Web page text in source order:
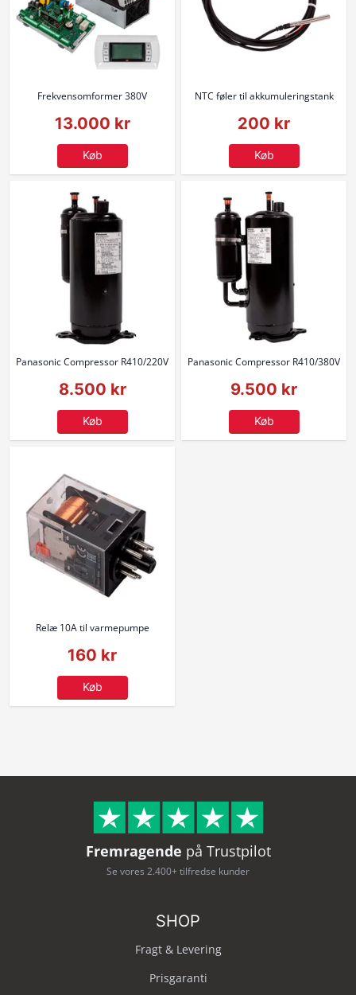
Frekvensomformer 380V
13.000 kr
Køb
NTC føler til akkumuleringstank
200 kr
Køb
Panasonic Compressor R410/220V
8.500 kr
Køb
Panasonic Compressor R410/380V
9.500 kr
Køb
Relæ 10A til varmepumpe
160 kr
Køb
Fremragende på Trustpilot
Se vores 2.400+ tilfredse kunder
SHOP
Fragt & Levering
Prisgaranti